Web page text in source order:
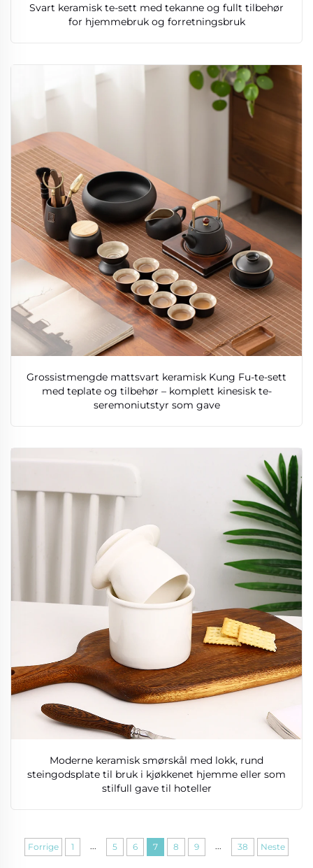
Svart keramisk te-sett med tekanne og fullt tilbehør
for hjemmebruk og forretningsbruk
Grossistmengde mattsvart keramisk Kung Fu-te-sett
med teplate og tilbehør – komplett kinesisk te-
seremoniutstyr som gave
Moderne keramisk smørskål med lokk, rund
steingodsplate til bruk i kjøkkenet hjemme eller som
stilfull gave til hoteller
Forrige 1 ... 5 6 7 8 9 ... 38 Neste